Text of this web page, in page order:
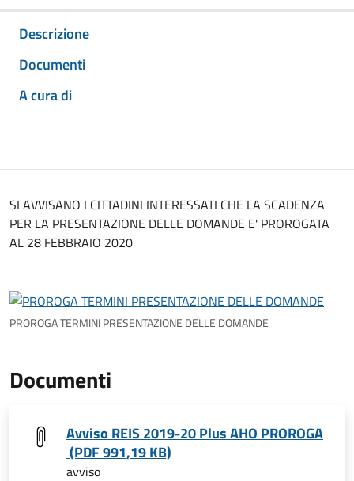
Descrizione
Documenti
A cura di
SI AVVISANO I CITTADINI INTERESSATI CHE LA SCADENZA
PER LA PRESENTAZIONE DELLE DOMANDE E' PROROGATA
AL 28 FEBBRAIO 2020
PROROGA TERMINI PRESENTAZIONE DELLE DOMANDE
Documenti
Avviso REIS 2019-20 Plus AHO PROROGA
(PDF 991,19 KB)
avviso